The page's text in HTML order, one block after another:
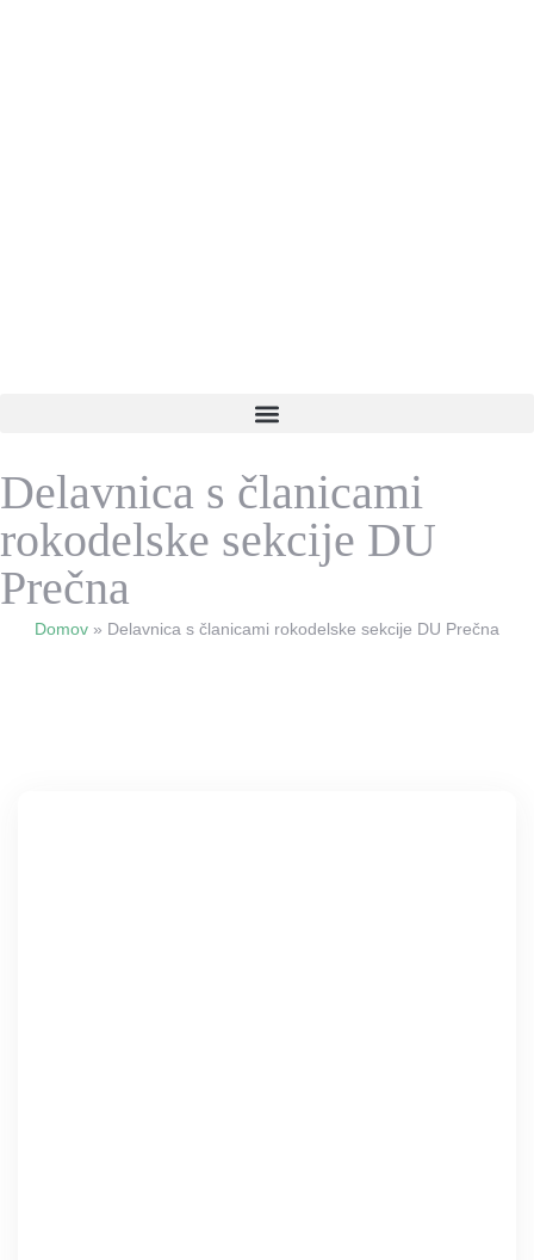
Delavnica s članicami
rokodelske sekcije DU
Prečna
Domov » Delavnica s članicami rokodelske sekcije DU Prečna